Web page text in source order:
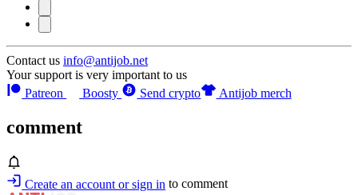
Contact us info@antijob.net
Your support is very important to us
Patreon
Boosty Send crypto Antijob merch
comment
Create an account or sign in to comment